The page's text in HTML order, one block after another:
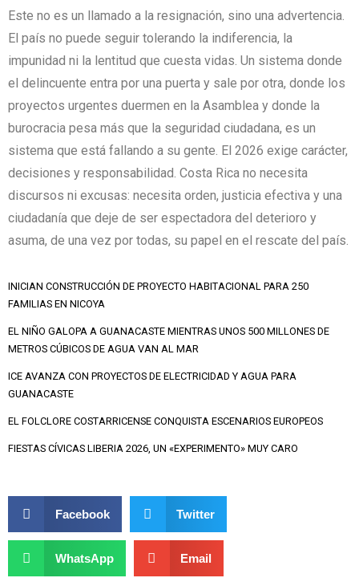
Este no es un llamado a la resignación, sino una advertencia.
El país no puede seguir tolerando la indiferencia, la
impunidad ni la lentitud que cuesta vidas. Un sistema donde
el delincuente entra por una puerta y sale por otra, donde los
proyectos urgentes duermen en la Asamblea y donde la
burocracia pesa más que la seguridad ciudadana, es un
sistema que está fallando a su gente. El 2026 exige carácter,
decisiones y responsabilidad. Costa Rica no necesita
discursos ni excusas: necesita orden, justicia efectiva y una
ciudadanía que deje de ser espectadora del deterioro y
asuma, de una vez por todas, su papel en el rescate del país.
INICIAN CONSTRUCCIÓN DE PROYECTO HABITACIONAL PARA 250
FAMILIAS EN NICOYA
EL NIÑO GALOPA A GUANACASTE MIENTRAS UNOS 500 MILLONES DE
METROS CÚBICOS DE AGUA VAN AL MAR
ICE AVANZA CON PROYECTOS DE ELECTRICIDAD Y AGUA PARA
GUANACASTE
EL FOLCLORE COSTARRICENSE CONQUISTA ESCENARIOS EUROPEOS
FIESTAS CÍVICAS LIBERIA 2026, UN «EXPERIMENTO» MUY CARO
Facebook Twitter
WhatsApp Email